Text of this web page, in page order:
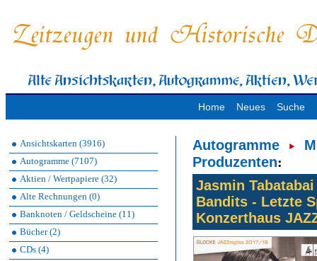
Home Neues Suche
Ansichtskarten (3916)
Autogramme (7107)
Aktien / Wertpapiere (32)
Alte Rechnungen (0)
Banknoten / Geldscheine (11)
Bücher (2)
CDs (4)
Autogramme
Produzenten:
Jasmin
Bandits - Letzte
Konzerthaus